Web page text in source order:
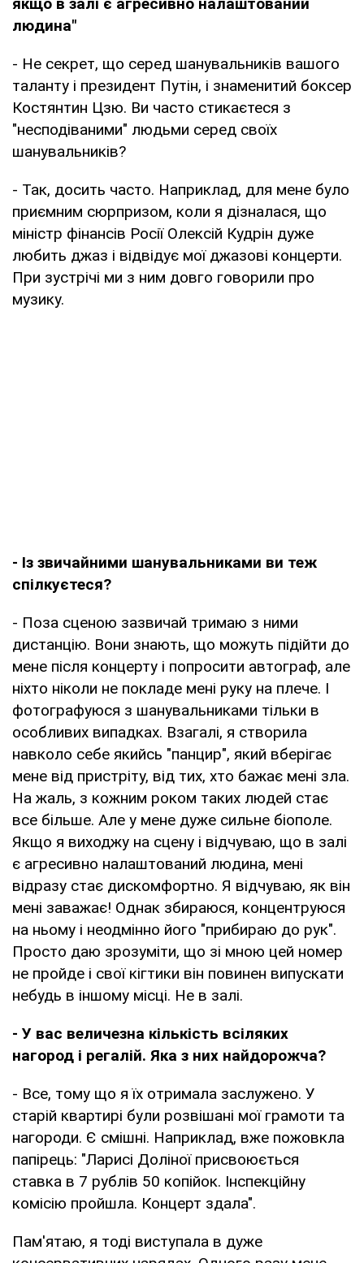
людина"
- Не секрет, що серед шанувальників вашого
таланту і президент Путін, і знаменитий боксер
Костянтин Цзю. Ви часто стикаєтеся з
"несподіваними" людьми серед своїх
шанувальників?
- Так, досить часто. Наприклад, для мене було
приємним сюрпризом, коли я дізналася, що
міністр фінансів Росії Олексій Кудрін дуже
любить джаз і відвідує мої джазові концерти.
При зустрічі ми з ним довго говорили про
музику.
- Із звичайними шанувальниками ви теж
спілкуєтеся?
- Поза сценою зазвичай тримаю з ними
дистанцію. Вони знають, що можуть підійти до
мене після концерту і попросити автограф, але
ніхто ніколи не покладе мені руку на плече. І
фотографуюся з шанувальниками тільки в
особливих випадках. Взагалі, я створила
навколо себе якийсь "панцир", який вберігає
мене від пристріту, від тих, хто бажає мені зла.
На жаль, з кожним роком таких людей стає
все більше. Але у мене дуже сильне біополе.
Якщо я виходжу на сцену і відчуваю, що в залі
є агресивно налаштований людина, мені
відразу стає дискомфортно. Я відчуваю, як він
мені заважає! Однак збираюся, концентруюся
на ньому і неодмінно його "прибираю до рук".
Просто даю зрозуміти, що зі мною цей номер
не пройде і свої кігтики він повинен випускати
небудь в іншому місці. Не в залі.
- У вас величезна кількість всіляких
нагород і регалій. Яка з них найдорожча?
- Все, тому що я їх отримала заслужено. У
старій квартирі були розвішані мої грамоти та
нагороди. Є смішні. Наприклад, вже пожовкла
папірець: "Ларисі Доліної присвоюється
ставка в 7 рублів 50 копійок. Інспекційну
комісію пройшла. Концерт здала".
Пам'ятаю, я тоді виступала в дуже